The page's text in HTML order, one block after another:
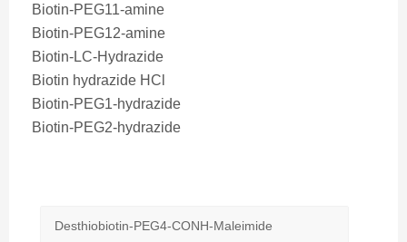
Biotin-PEG11-amine
Biotin-PEG12-amine
Biotin-LC-Hydrazide
Biotin hydrazide HCl
Biotin-PEG1-hydrazide
Biotin-PEG2-hydrazide